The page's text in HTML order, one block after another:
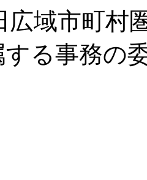
広域市町村
る事務の